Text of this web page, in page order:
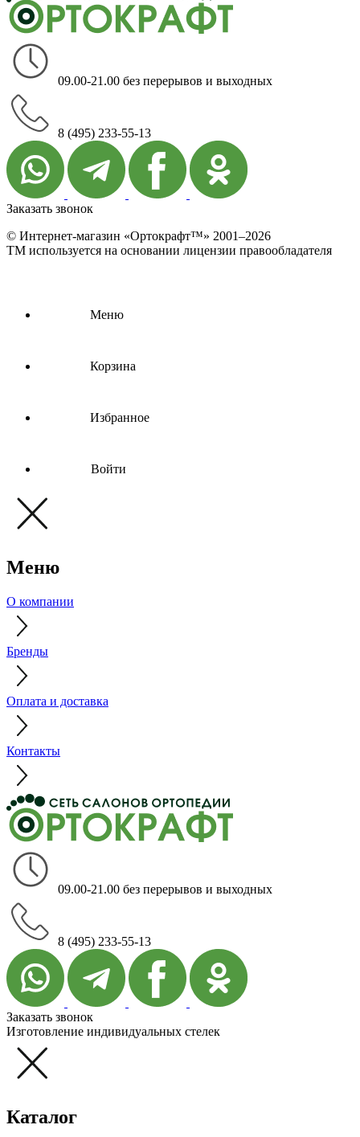
09.00-21.00 без перерывов и выходных
8 (495) 233-55-13
Заказать звонок
© Интернет-магазин «Ортокрафт™» 2001–2026
ТМ используется на основании лицензии правообладателя
Меню
Корзина
Избранное
Войти
Меню
О компании
Бренды
Оплата и доставка
Контакты
09.00-21.00 без перерывов и выходных
8 (495) 233-55-13
Заказать звонок
Изготовление индивидуальных стелек
Каталог